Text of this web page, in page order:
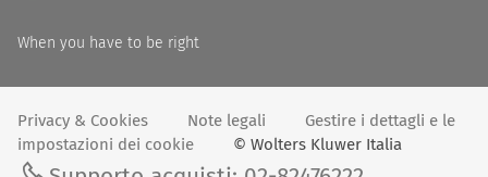
When you have to be right
Privacy & Cookies Note legali
Gestire i dettagli e le
impostazioni dei cookie
© Wolters Kluwer Italia